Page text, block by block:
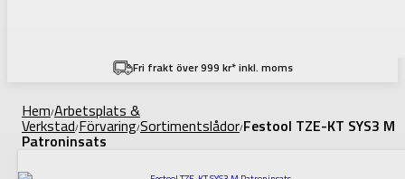
Fri frakt över 999 kr* inkl. moms
Hem/Arbetsplats &
Verkstad/Förvaring/Sortimentslådor/Festool TZE-KT SYS3 M
Patroninsats